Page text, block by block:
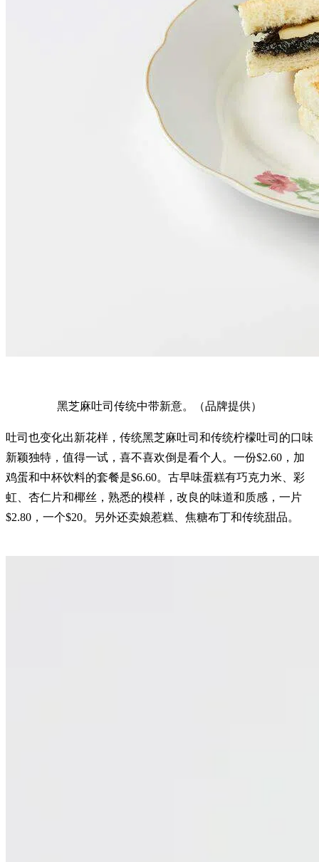
黑芝麻吐司传统中带新意。（品牌提供）
吐司也变化出新花样，传统黑芝麻吐司和传统柠檬吐司的口味
新颖独特，值得一试，喜不喜欢倒是看个人。一份$2.60，加
鸡蛋和中杯饮料的套餐是$6.60。古早味蛋糕有巧克力米、彩
虹、杏仁片和椰丝，熟悉的模样，改良的味道和质感，一片
$2.80，一个$20。另外还卖娘惹糕、焦糖布丁和传统甜品。